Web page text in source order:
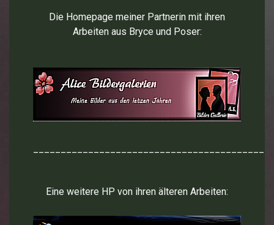
Die Homepage meiner Partnerin mit ihren
Arbeiten aus Bryce und Poser:
Eine weitere HP von ihren älteren Arbeiten: